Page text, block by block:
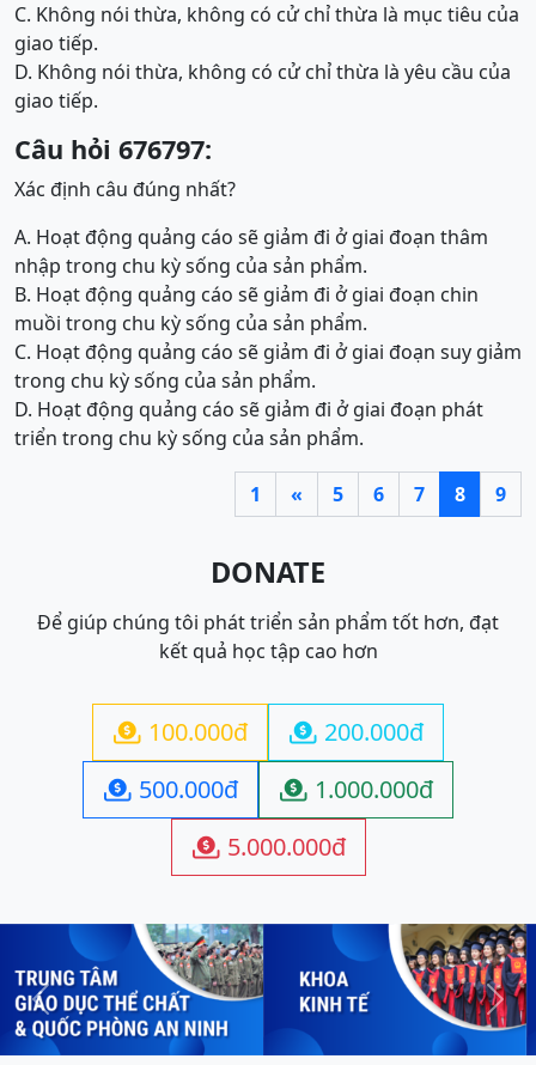
C. Không nói thừa, không có cử chỉ thừa là mục tiêu của
giao tiếp.
D. Không nói thừa, không có cử chỉ thừa là yêu cầu của
giao tiếp.
Câu hỏi 676797:
Xác định câu đúng nhất?
A. Hoạt động quảng cáo sẽ giảm đi ở giai đoạn thâm
nhập trong chu kỳ sống của sản phẩm.
B. Hoạt động quảng cáo sẽ giảm đi ở giai đoạn chin
muồi trong chu kỳ sống của sản phẩm.
C. Hoạt động quảng cáo sẽ giảm đi ở giai đoạn suy giảm
trong chu kỳ sống của sản phẩm.
D. Hoạt động quảng cáo sẽ giảm đi ở giai đoạn phát
triển trong chu kỳ sống của sản phẩm.
1 « 5 6 7 8 9
DONATE
Để giúp chúng tôi phát triển sản phẩm tốt hơn, đạt
kết quả học tập cao hơn
 100.000đ  200.000đ
 500.000đ  1.000.000đ
 5.000.000đ
Previous Next